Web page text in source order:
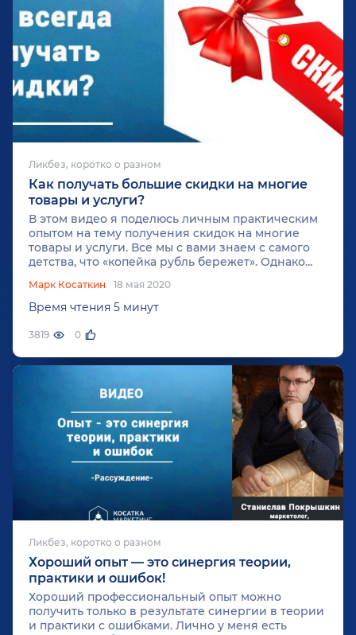
Ликбез, коротко о разном
Как получать большие скидки на многие
товары и услуги?
В этом видео я поделюсь личным практическим
опытом на тему получения скидок на многие
товары и услуги. Все мы с вами знаем с самого
детства, что «копейка рубль бережет». Однако
каждый, кто старается сэкономить свой бюджет,
— это то, что «Не получает скидки
Марк Косаткин 18 мая 2020
Время чтения 5 минут
3819 0
Ликбез, коротко о разном
Хороший опыт — это синергия теории,
практики и ошибок!
Хороший профессиональный опыт можно
получить только в результате синергии в теории
и практики с ошибками. Лично у меня есть